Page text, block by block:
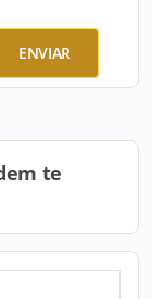
ENVIAR
te